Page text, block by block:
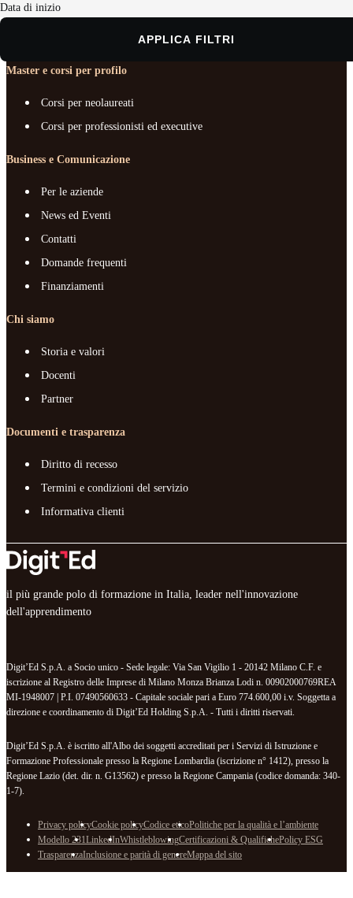
Data di inizio
APPLICA FILTRI
Chi siamo
Documenti e trasparenza
Master e corsi per profilo
Corsi per neolaureati
Corsi per professionisti ed executive
Business e Comunicazione
Per le aziende
News ed Eventi
Contatti
Domande frequenti
Finanziamenti
Chi siamo
Storia e valori
Docenti
Partner
Documenti e trasparenza
Diritto di recesso
Termini e condizioni del servizio
Informativa clienti
il più grande polo di formazione in Italia, leader nell'innovazione
dell'apprendimento
Digit’Ed S.p.A. a Socio unico - Sede legale: Via San Vigilio 1 - 20142 Milano C.F. e
iscrizione al Registro delle Imprese di Milano Monza Brianza Lodi n. 00902000769REA
MI-1948007 | P.I. 07490560633 - Capitale sociale pari a Euro 774.600,00 i.v. Soggetta a
direzione e coordinamento di Digit’Ed Holding S.p.A. - Tutti i diritti riservati.
Digit’Ed S.p.A. è iscritto all'Albo dei soggetti accreditati per i Servizi di Istruzione e
Formazione Professionale presso la Regione Lombardia (iscrizione n° 1412), presso la
Regione Lazio (det. dir. n. G13562) e presso la Regione Campania (codice domanda: 340-
1-7).
Privacy policyCookie policyCodice eticoPolitiche per la qualità e l’ambiente
Modello 231LinkedInWhistleblowingCertificazioni & QualifichePolicy ESG
TrasparenzaInclusione e parità di genereMappa del sito